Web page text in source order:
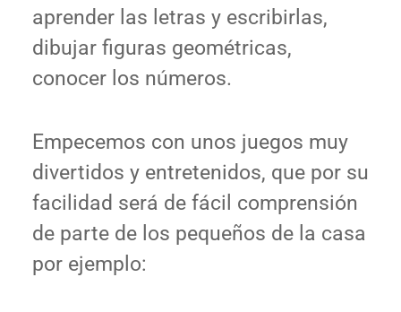
aprender las letras y escribirlas,
dibujar figuras geométricas,
conocer los números.
Empecemos con unos juegos muy
divertidos y entretenidos, que por su
facilidad será de fácil comprensión
de parte de los pequeños de la casa
por ejemplo: